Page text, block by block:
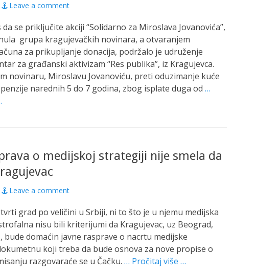
Leave a comment
da se priključite akciji “Solidarno za Miroslava Jovanovića”,
grupa kragujevačkih novinara, a otvaranjem
za prikupljanje donacija, podržalo je udruženje
za građanski aktivizam “Res publika”, iz Kragujevca.
novinaru, Miroslavu Jovanoviću, preti oduzimanje kuće
narednih 5 do 7 godina, zbog isplate duga od …
o medijskoj strategiji nije smela da
Leave a comment
grad po veličini u Srbiji, ni to što je u njemu medijska
nisu bili kriterijumi da Kragujevac, uz Beograd,
bude domaćin javne rasprave o nacrtu medijske
koji treba da bude osnova za nove propise o
razgovaraće se u Čačku. … Pročitaj više …